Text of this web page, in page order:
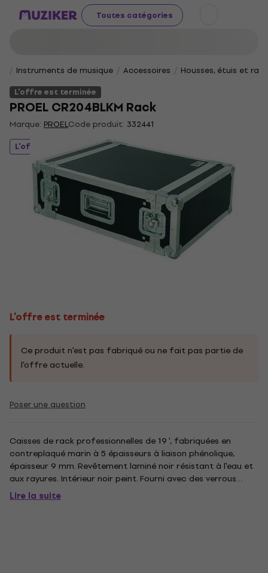
Toutes catégories
Instruments de musique Accessoires
Housses, étuis et
L'offre est terminée
PROEL CR204BLKM Rack
Marque: PROELCode produit: 332441
L'offre est terminée
L'offre est terminée
Ce produit n'est pas fabriqué ou ne fait pas partie de
l'offre actuelle.
Poser une question
Caisses de rack professionnelles de 19 ', fabriquées en
contreplaqué marin à 5 épaisseurs à liaison phénolique,
épaisseur 9 mm. Revêtement laminé noir résistant à l'eau et
aux rayures. Intérieur noir peint. Fourni avec des verrous
papillon encastrés en acier galvanisé, des poignées
encastrées à ressort avec poignée en caoutchouc, un coin
Lire la suite